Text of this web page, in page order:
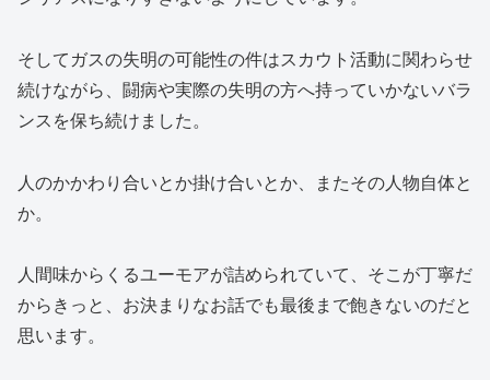
そしてガスの失明の可能性の件はスカウト活動に関わらせ
続けながら、闘病や実際の失明の方へ持っていかないバラ
ンスを保ち続けました。
人のかかわり合いとか掛け合いとか、またその人物自体と
か。
人間味からくるユーモアが詰められていて、そこが丁寧だ
からきっと、お決まりなお話でも最後まで飽きないのだと
思います。